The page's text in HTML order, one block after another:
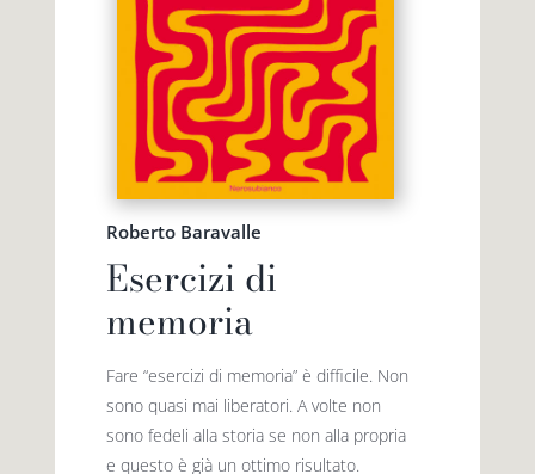
Roberto Baravalle
Esercizi di
memoria
Fare “esercizi di memoria” è difficile. Non
sono quasi mai liberatori. A volte non
sono fedeli alla storia se non alla propria
e questo è già un ottimo risultato.